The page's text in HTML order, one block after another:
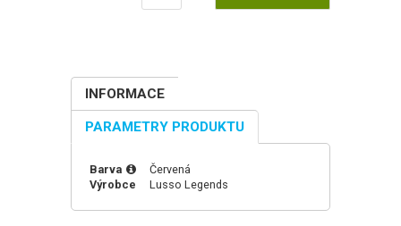
INFORMACE
PARAMETRY PRODUKTU
Barva
Červená
Výrobce
Lusso Legends